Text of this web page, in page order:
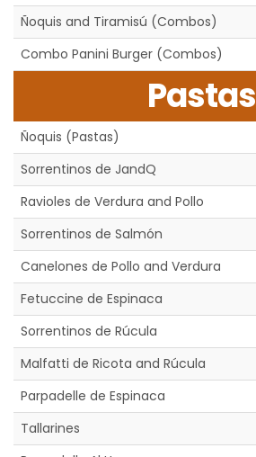
Ñoquis and Tiramisú (Combos)
Combo Panini Burger (Combos)
Pastas
Ñoquis (Pastas)
Sorrentinos de JandQ
Ravioles de Verdura and Pollo
Sorrentinos de Salmón
Canelones de Pollo and Verdura
Fetuccine de Espinaca
Sorrentinos de Rúcula
Malfatti de Ricota and Rúcula
Parpadelle de Espinaca
Tallarines